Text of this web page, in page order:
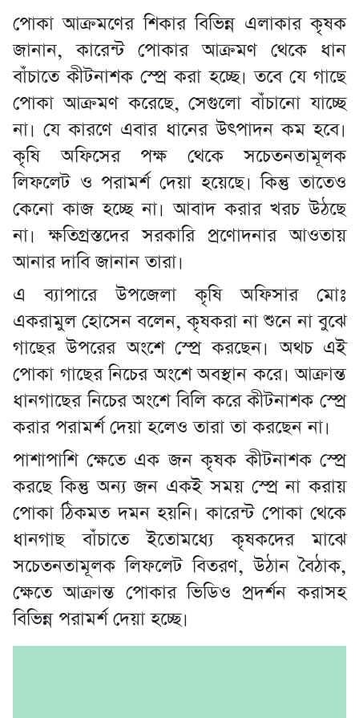
পোকা আক্রমণের শিকার বিভিন্ন এলাকার কৃষক
জানান, কারেন্ট পোকার আক্রমণ থেকে ধান
বাঁচাতে কীটনাশক স্প্রে করা হচ্ছে। তবে যে গাছে
পোকা আক্রমণ করেছে, সেগুলো বাঁচানো যাচ্ছে
না। যে কারণে এবার ধানের উৎপাদন কম হবে।
কৃষি অফিসের পক্ষ থেকে সচেতনতামূলক
লিফলেট ও পরামর্শ দেয়া হয়েছে। কিন্তু তাতেও
কেনো কাজ হচ্ছে না। আবাদ করার খরচ উঠছে
না। ক্ষতিগ্রস্তদের সরকারি প্রণোদনার আওতায়
আনার দাবি জানান তারা।
এ ব্যাপারে উপজেলা কৃষি অফিসার মোঃ
একরামুল হোসেন বলেন, কৃষকরা না শুনে না বুঝে
গাছের উপরের অংশে স্প্রে করছেন। অথচ এই
পোকা গাছের নিচের অংশে অবস্থান করে। আক্রান্ত
ধানগাছের নিচের অংশে বিলি করে কীটনাশক স্প্রে
করার পরামর্শ দেয়া হলেও তারা তা করছেন না।
পাশাপাশি ক্ষেতে এক জন কৃষক কীটনাশক স্প্রে
করছে কিন্তু অন্য জন একই সময় স্প্রে না করায়
পোকা ঠিকমত দমন হয়নি। কারেন্ট পোকা থেকে
ধানগাছ বাঁচাতে ইতোমধ্যে কৃষকদের মাঝে
সচেতনতামূলক লিফলেট বিতরণ, উঠান বৈঠাক,
ক্ষেতে আক্রান্ত পোকার ভিডিও প্রদর্শন করাসহ
বিভিন্ন পরামর্শ দেয়া হচ্ছে।